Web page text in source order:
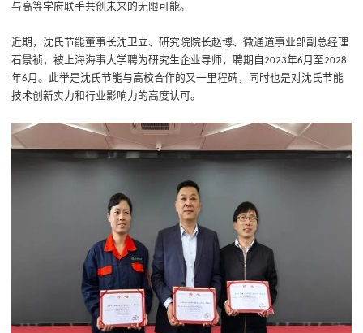
与高等学府联手共创未来的无限可能。
近期，沈氏节能董事长沈卫立、研究院院长赵博、微通道事业部副总经理
石景祯，被上海海事大学聘为研究生企业导师，聘期自2023年6月至2028
年6月。 此举是沈氏节能与高校合作的 又一里程碑，同时也是对沈氏节能
技术创新实力和行业影响力的高度认可。